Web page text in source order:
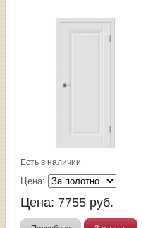
Есть в наличии.
Цена:
Цена: 7755 руб.